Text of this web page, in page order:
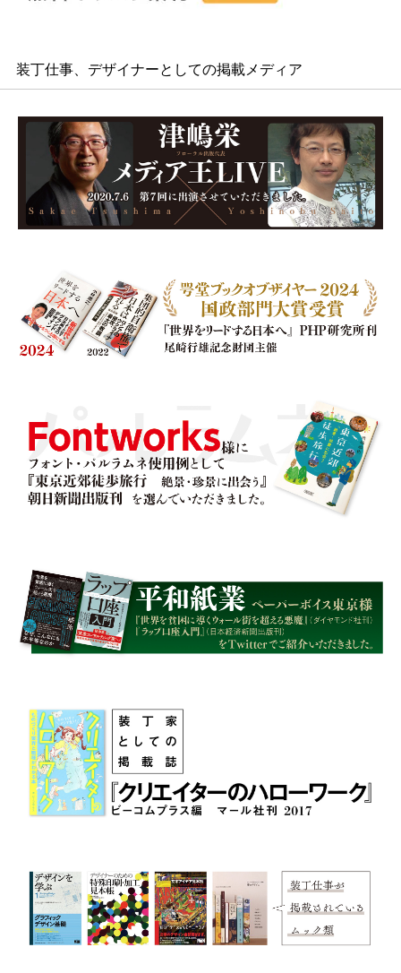
装丁仕事、デザイナーとしての掲載メディア